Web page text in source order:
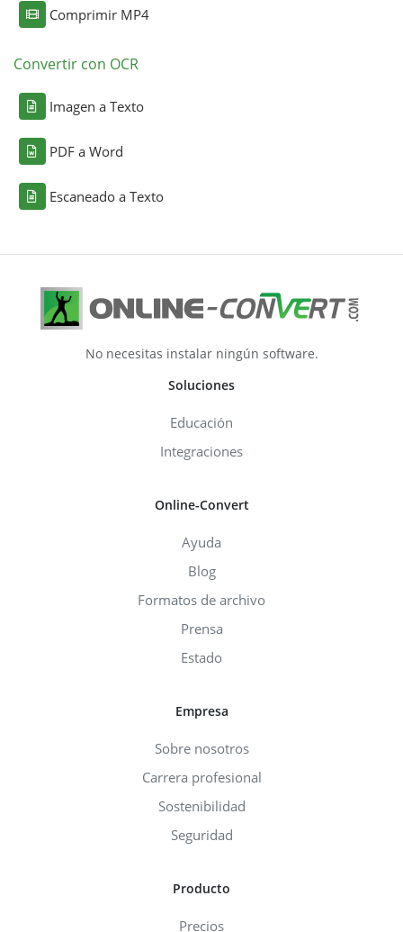
Comprimir MP4
Convertir con OCR
Imagen a Texto
PDF a Word
Escaneado a Texto
No necesitas instalar ningún software.
Soluciones
Educación
Integraciones
Online-Convert
Ayuda
Blog
Formatos de archivo
Prensa
Estado
Empresa
Sobre nosotros
Carrera profesional
Sostenibilidad
Seguridad
Producto
Precios